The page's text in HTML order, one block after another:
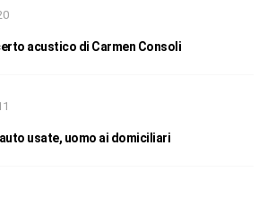
acustico di Carmen Consoli
usate, uomo ai domiciliari